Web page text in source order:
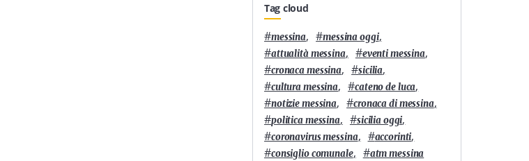
Tag cloud
#messina, #messina oggi,
#attualità messina, #eventi messina,
#cronaca messina, #sicilia,
#cultura messina, #cateno de luca,
#notizie messina, #cronaca di messina,
#politica messina, #sicilia oggi,
#coronavirus messina, #accorinti,
#consiglio comunale, #atm messina